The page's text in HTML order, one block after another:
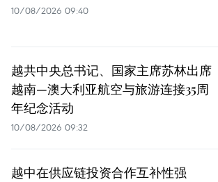
10/08/2026 09:40
越共中央总书记、国家主席苏林出席
越南—澳大利亚航空与旅游连接35周
年纪念活动
10/08/2026 09:32
越中在供应链投资合作互补性强